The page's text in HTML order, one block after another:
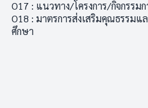
O17 : แนวทาง/โครงการ/กิจกรรม
O18 : มาตรการส่งเสริมคุณธรรมแ
ศึกษา